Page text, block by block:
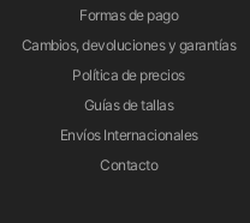
Formas de pago
Cambios, devoluciones y garantías
Política de precios
Guías de tallas
Envíos Internacionales
Contacto